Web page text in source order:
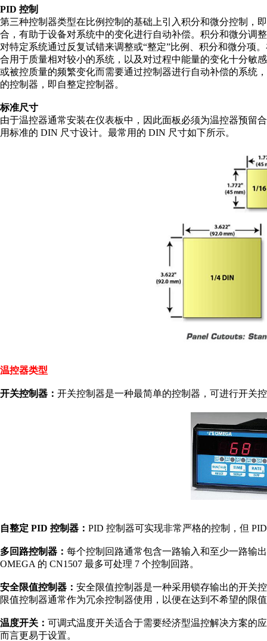
PID 控制
第三种控制器类型在比例控制的基础上引入积分和微分控制，
合，有助于设备对系统中的变化进行自动补偿。积分和微分调
对特定系统通过反复试错来调整或“整定”比例、积分和微分项
合用于质量相对较小的系统，以及对过程中能量的变化十分敏
或被控质量的频繁变化而需要通过控制器进行自动补偿的系统
的控制器，即自整定控制器。
标准尺寸
由于温控器通常安装在仪表板中，因此面板必须为温控器预留
用标准的 DIN 尺寸设计。最常用的 DIN 尺寸如下所示。
温控器类型
开关控制器： 开关控制器是一种最简单的控制器，可进行开关
自整定 PID 控制器： PID 控制器可实现非常严格的控制，但
多回路控制器： 每个控制回路通常包含一路输入和至少一路输
OMEGA 的 CN1507 最多可处理 7 个控制回路。
安全限值控制器： 安全限值控制器是一种采用锁存输出的开关
限值控制器通常作为冗余控制器使用，以便在达到不希望的限
温度开关： 可调式温度开关适合于需要经济型温控解决方案的
而言更易于设置。